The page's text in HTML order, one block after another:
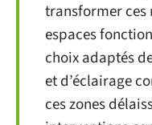
transformer ces
espaces
choix adaptés
et d’éclairage
ces zones